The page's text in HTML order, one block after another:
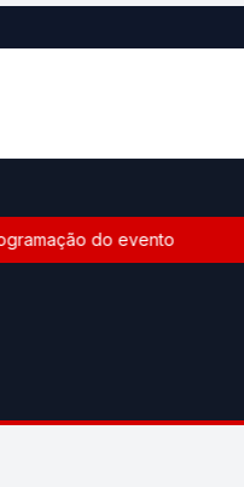
do evento